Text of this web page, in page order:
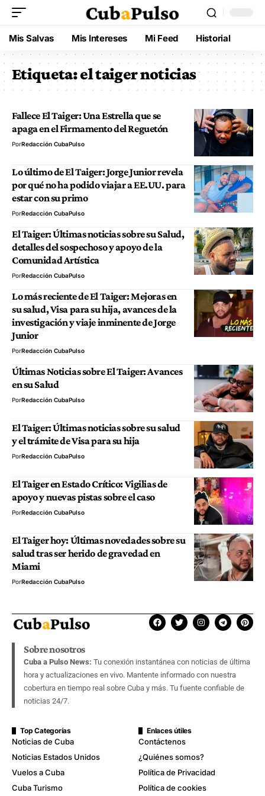
Mis Salvas Mis Intereses Mi Feed Historial
Etiqueta:el taiger noticias
Fallece El Taiger: Una Estrella que se
apaga en el Firmamento del Reguetón
PorRedacción CubaPulso
Lo último de El Taiger: Jorge Junior revela
por qué no ha podido viajar a EE.UU. para
estar con su primo
PorRedacción CubaPulso
El Taiger: Últimas noticias sobre su Salud,
detalles del sospechoso y apoyo de la
Comunidad Artística
PorRedacción CubaPulso
Lo más reciente de El Taiger: Mejoras en
su salud, Visa para su hija, avances de la
investigación y viaje inminente de Jorge
Junior
PorRedacción CubaPulso
Últimas Noticias sobre El Taiger: Avances
en su Salud
PorRedacción CubaPulso
El Taiger: Últimas noticias sobre su salud
y el trámite de Visa para su hija
PorRedacción CubaPulso
El Taiger en Estado Crítico: Vigilias de
apoyo y nuevas pistas sobre el caso
PorRedacción CubaPulso
El Taiger hoy: Últimas novedades sobre su
salud tras ser herido de gravedad en
Miami
PorRedacción CubaPulso
Sobre nosotros
Cuba a Pulso News: Tu conexión instantánea con noticias de última
hora y actualizaciones en vivo. Mantente informado con nuestra
cobertura en tiempo real sobre Cuba y más. Tu fuente confiable de
noticias 24/7.
Top Categorías
Noticias de Cuba
Noticias Estados Unidos
Vuelos a Cuba
Cuba Turismo
Enlaces útiles
Contáctenos
¿Quiénes somos?
Política de Privacidad
Política de cookies